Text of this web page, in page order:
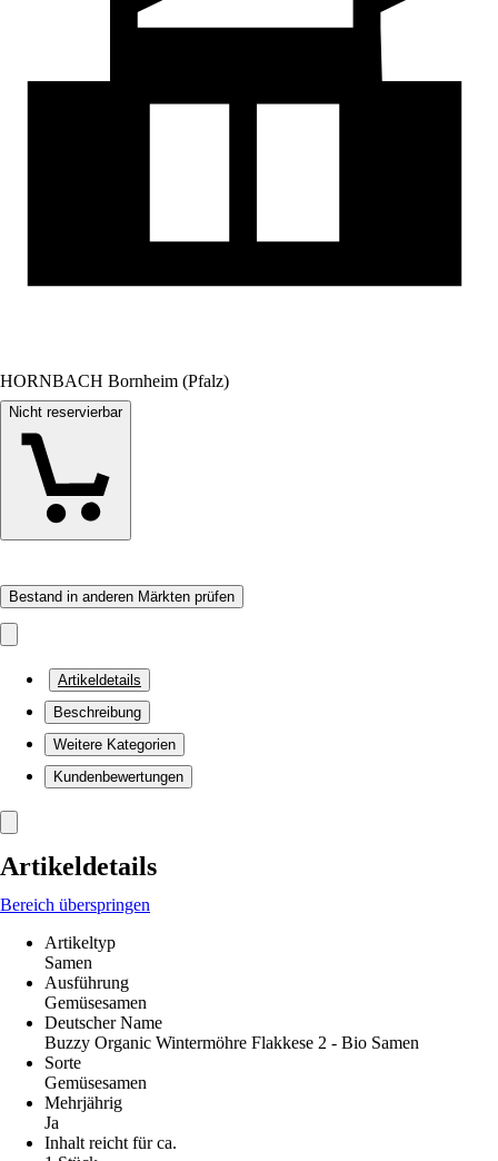
HORNBACH Bornheim (Pfalz)
Nicht reservierbar
Bestand in anderen Märkten prüfen
Artikeldetails
Beschreibung
Weitere Kategorien
Kundenbewertungen
Artikeldetails
Bereich überspringen
Artikeltyp
Samen
Ausführung
Gemüsesamen
Deutscher Name
Buzzy Organic Wintermöhre Flakkese 2 - Bio Samen
Sorte
Gemüsesamen
Mehrjährig
Ja
Inhalt reicht für ca.